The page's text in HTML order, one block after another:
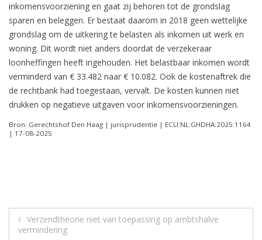
inkomensvoorziening en gaat zij behoren tot de grondslag
sparen en beleggen. Er bestaat daarom in 2018 geen wettelijke
grondslag om de uitkering te belasten als inkomen uit werk en
woning. Dit wordt niet anders doordat de verzekeraar
loonheffingen heeft ingehouden. Het belastbaar inkomen wordt
verminderd van € 33.482 naar € 10.082. Ook de kostenaftrek die
de rechtbank had toegestaan, vervalt. De kosten kunnen niet
drukken op negatieve uitgaven voor inkomensvoorzieningen.
Bron: Gerechtshof Den Haag | jurisprudentie | ECLI:NL:GHDHA:2025:1164
| 17-08-2025
Berichtnavigatie
Verzendtheorie niet van toepassing op ambtshalve
vermindering